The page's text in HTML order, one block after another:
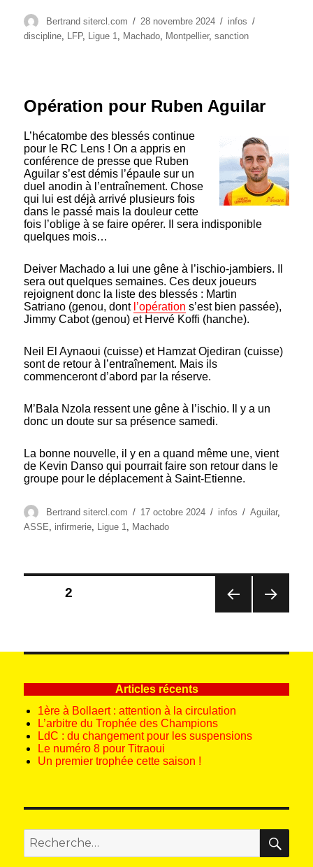
Auteur
Bertrand sitercl.com
Publié
le
28 novembre 2024 Catégories
infos
discipline, LFP, Ligue 1, Machado, Montpellier,sanction
Opération pour Ruben Aguilar
L’hécatombe des blessés continue
pour le RC Lens ! On a appris en
conférence de presse que Ruben
Aguilar s’est démis l’épaule sur un
duel anodin à l’entraînement. Chose
qui lui est déjà arrivé plusieurs fois
dans le passé mais la douleur cette
fois l’oblige à se faire opérer. Il sera indisponible
quelques mois…
Deiver Machado a lui une gêne à l’ischio-jambiers. Il
sera out quelques semaines. Ces deux joueurs
rejoignent donc la liste des blessés : Martin
Satriano (genou, dont l’opération s’est bien passée),
Jimmy Cabot (genou) et Hervé Koffi (hanche).
Neil El Aynaoui (cuisse) et Hamzat Ojediran (cuisse)
sont de retour à l’entraînement. Mais ils
commenceront d’abord par la réserve.
M’Bala Nzola ressent une gêne à l’ischio. Il y a un
donc un doute sur sa présence samedi.
La bonne nouvelle, il y en a quand même une, vient
de Kevin Danso qui pourrait faire son retour dans le
groupe pour le déplacement à Saint-Etienne.
Auteur
Bertrand sitercl.com
Publié
le
17 octobre 2024 Catégories
infos Étiquettes
Aguilar,
ASSE
infirmerie Ligue 1 Machado
Pagination
CÉD
E
PAGE2
ANT
Articles récents
1ère à Bollaert : attention à la circulation
L’arbitre du Trophée des Champions
LdC : du changement pour les suspensions
Le numéro 8 pour Titraoui
Un premier trophée cette saison !
Recherche
pour
: